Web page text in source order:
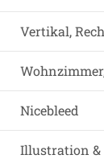
Vertikal,
Nicebleed
Illustration &